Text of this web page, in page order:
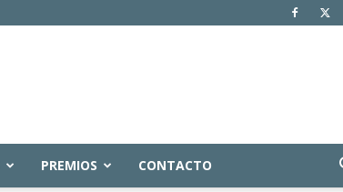
PREMIOS CONTACTO